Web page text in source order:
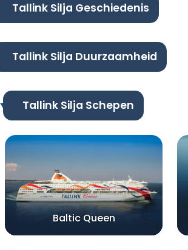
Tallink Silja Geschiedenis
Tallink Silja Duurzaamheid
Tallink Silja Schepen
Baltic Queen